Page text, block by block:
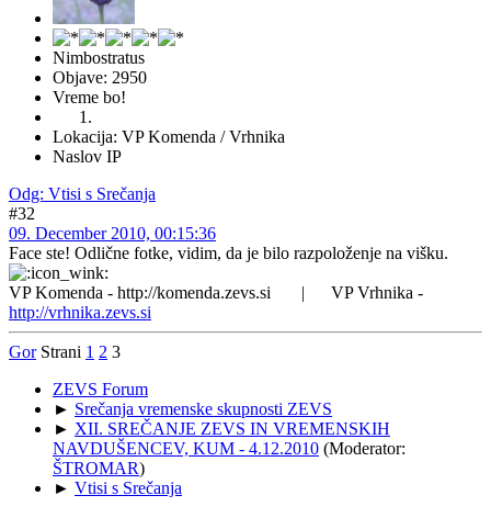
Nimbostratus
Objave: 2950
Vreme bo!
Lokacija: VP Komenda / Vrhnika
Naslov IP
Odg: Vtisi s Srečanja
#32
09. December 2010, 00:15:36
Face ste! Odlične fotke, vidim, da je bilo razpoloženje na višku.
VP Komenda - http://komenda.zevs.si | VP Vrhnika -
http://vrhnika.zevs.si
Gor Strani 1 2 3
ZEVS Forum
► Srečanja vremenske skupnosti ZEVS
► XII. SREČANJE ZEVS IN VREMENSKIH
NAVDUŠENCEV, KUM - 4.12.2010 (Moderator:
ŠTROMAR)
► Vtisi s Srečanja